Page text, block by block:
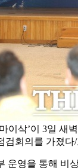
이삭’이 3일 새
검회의를 가졌다
운영을 통해 비